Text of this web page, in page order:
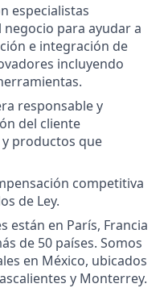
especialistas
para ayudar a
e integración de
incluyendo
responsable y
del cliente
productos que
competitiva
de Ley.
están en París, Francia
de 50 países. Somos
en México, ubicados
y Monterrey.